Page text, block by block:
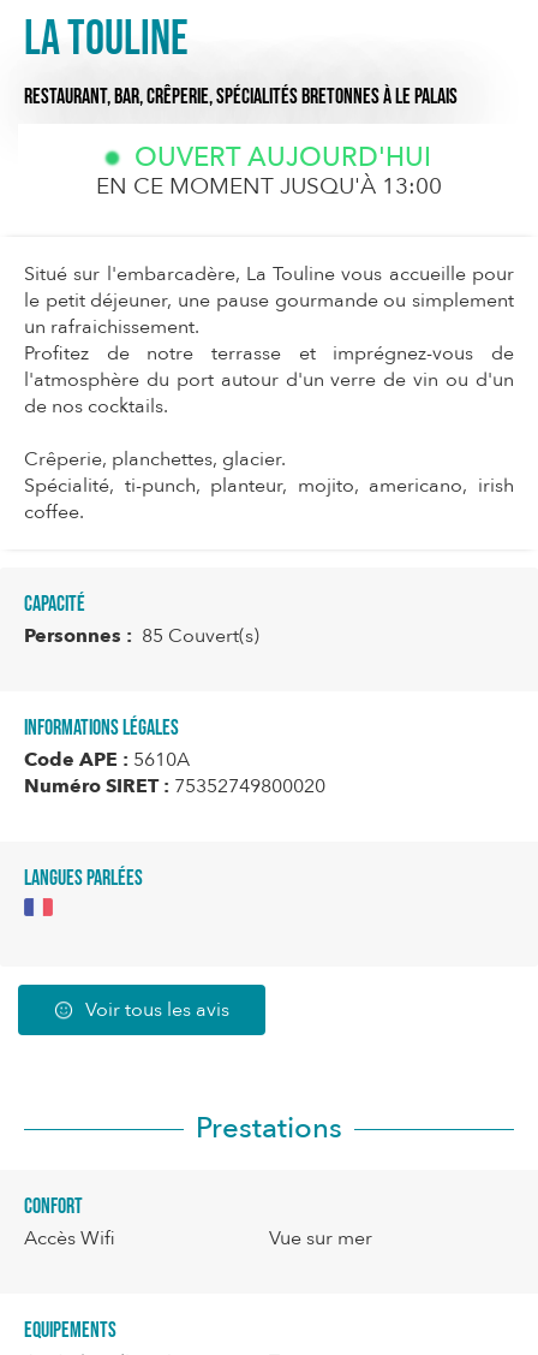
La Touline
RESTAURANT,BAR,CRÊPERIE,SPÉCIALITÉS BRETONNESÀ LE PALAIS
OUVERT AUJOURD'HUI
EN CE MOMENT JUSQU'À 13:00
Situé sur l'embarcadère, La Touline vous accueille pour
le petit déjeuner, une pause gourmande ou simplement
un rafraichissement.
Profitez de notre terrasse et imprégnez-vous de
l'atmosphère du port autour d'un verre de vin ou d'un
de nos cocktails.
Crêperie, planchettes, glacier.
Spécialité, ti-punch, planteur, mojito, americano, irish
coffee.
Capacité
Personnes : 85 Couvert(s)
Informations légales
Code APE : 5610A
Numéro SIRET : 75352749800020
Langues parlées
Voir tous les avis
Prestations
Confort
Accès Wifi Vue sur mer
Equipements